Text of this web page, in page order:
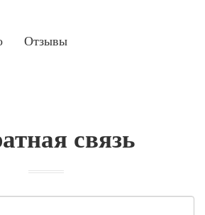
Отзывы
связь